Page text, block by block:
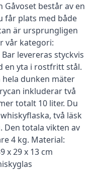
Gåvoset består av en
får plats med både
är ursprungligen
vår kategori:
levereras styckvis
en yta i rostfritt stål.
dunken mäter
inkluderar två
totalt 10 liter. Du
två läsk
Den totala vikten av
4 kg. Material:
x 29 x 13 cm